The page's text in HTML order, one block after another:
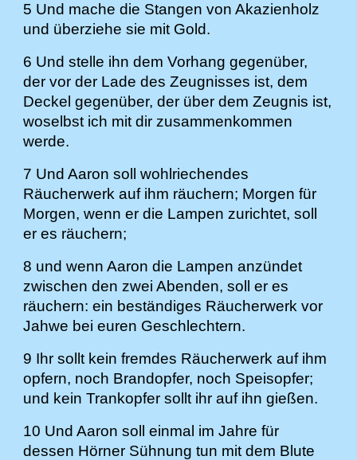
5 Und mache die Stangen von Akazienholz
und überziehe sie mit Gold.
6 Und stelle ihn dem Vorhang gegenüber,
der vor der Lade des Zeugnisses ist, dem
Deckel gegenüber, der über dem Zeugnis ist,
woselbst ich mit dir zusammenkommen
werde.
7 Und Aaron soll wohlriechendes
Räucherwerk auf ihm räuchern; Morgen für
Morgen, wenn er die Lampen zurichtet, soll
er es räuchern;
8 und wenn Aaron die Lampen anzündet
zwischen den zwei Abenden, soll er es
räuchern: ein beständiges Räucherwerk vor
Jahwe bei euren Geschlechtern.
9 Ihr sollt kein fremdes Räucherwerk auf ihm
opfern, noch Brandopfer, noch Speisopfer;
und kein Trankopfer sollt ihr auf ihn gießen.
10 Und Aaron soll einmal im Jahre für
dessen Hörner Sühnung tun mit dem Blute